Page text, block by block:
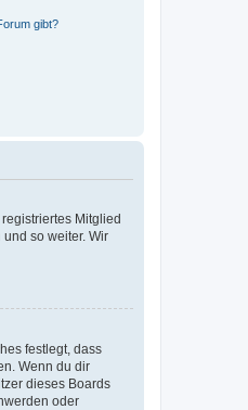
gibt?
Mitglied
so weiter. Wir
festlegt, dass
Wenn du dir
dieses Boards
oder